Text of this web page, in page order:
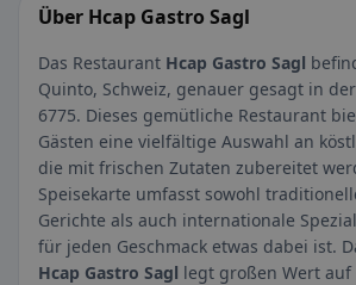
Über Hcap Gastro Sagl
Das Restaurant Hcap Gastro Sagl
Quinto, Schweiz, genauer gesagt in
6775. Dieses gemütliche Restaurant
Gästen eine vielfältige Auswahl an
die mit frischen Zutaten zubereitet
Speisekarte umfasst sowohl
Gerichte als auch internationale
für jeden Geschmack etwas dabei ist.
Hcap Gastro Sagl legt großen Wert